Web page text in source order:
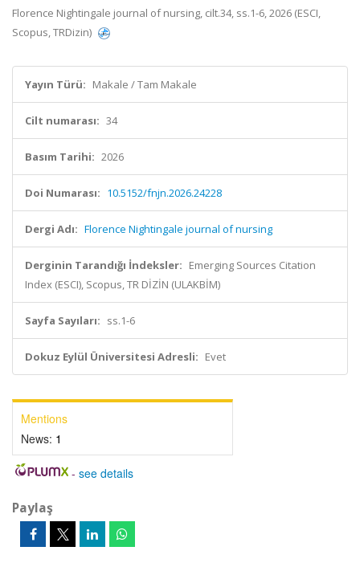
Florence Nightingale journal of nursing, cilt.34, ss.1-6, 2026 (ESCI,
Scopus, TRDizin)
Yayın Türü: Makale / Tam Makale
Cilt numarası: 34
Basım Tarihi: 2026
Doi Numarası: 10.5152/fnjn.2026.24228
Dergi Adı: Florence Nightingale journal of nursing
Derginin Tarandığı İndeksler: Emerging Sources Citation
Index (ESCI), Scopus, TR DİZİN (ULAKBİM)
Sayfa Sayıları: ss.1-6
Dokuz Eylül Üniversitesi Adresli: Evet
Mentions
News: 1
- see details
Paylaş